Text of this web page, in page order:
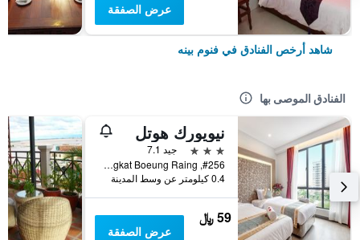
عرض الصفقة
شاهد أرخص الفنادق في فنوم بينه
الفنادق الموصى بها
نيويورك هوتل
3 نجوم
جيد 7.1
#256, Street Monivong Blvd, Sangkat Boeung Raing, فنوم بينه, كمبوديا
0.4 كيلومتر عن وسط المدينة
59 ﷼
عرض الصفقة